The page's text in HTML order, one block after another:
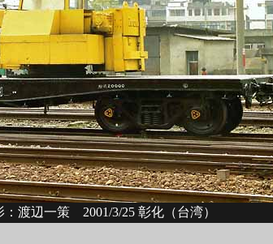
：渡辺一策 2001/3/25 彰化（台湾）